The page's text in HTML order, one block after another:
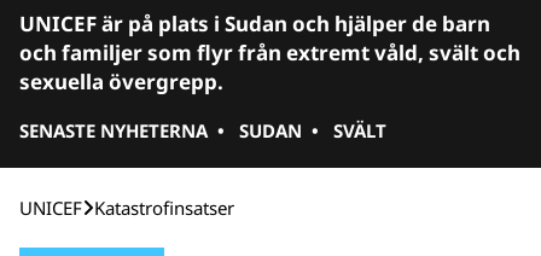
UNICEF är på plats i Sudan och hjälper de barn
och familjer som flyr från extremt våld, svält och
sexuella övergrepp.
SENASTE NYHETERNA • SUDAN • SVÄLT
UNICEF Katastrofinsatser